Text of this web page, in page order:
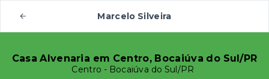
Marcelo Silveira
Casa Alvenaria em Centro, Bocaiúva do Sul/PR
Centro - Bocaiúva do Sul/PR